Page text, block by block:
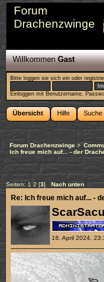
Forum
Drachenzwinge
WillkommenGast
Bitte loggen sie sich ein oder
Einloggen mit Benutzername,
Übersicht Hilfe Suche
Forum Drachenzwinge >
Ich freue mich auf... - der
Seiten: 1 2 [3] Nach unten
16. April 2024,
Re: Ich freue mich auf... -